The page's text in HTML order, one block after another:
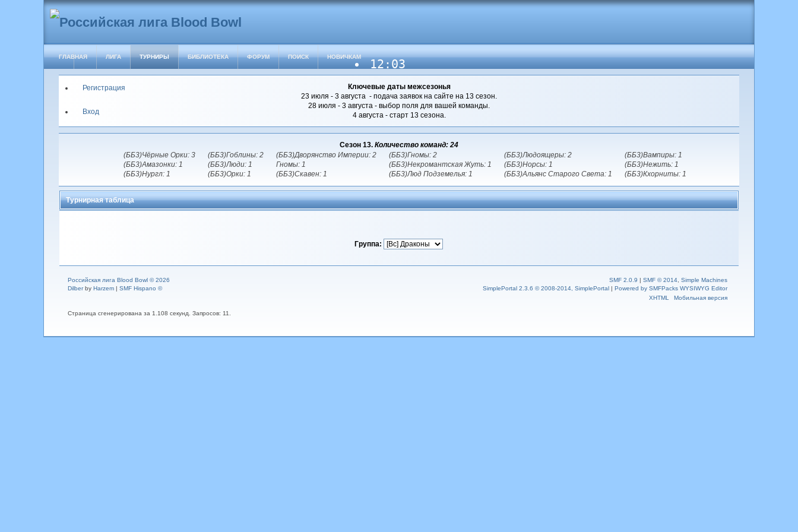
ГЛАВНАЯ ЛИГА ТУРНИРЫ БИБЛИОТЕКА ФОРУМ ПОИСК НОВИЧКАМ
12:03
Регистрация
Вход
Ключевые даты межсезонья
23 июля - 3 августа - подача заявок на сайте на 13 сезон.
28 июля - 3 августа - выбор поля для вашей команды.
4 августа - старт 13 сезона.
Сезон 13. Количество команд: 24
(ББ3)Чёрные Орки: 3
(ББ3)Амазонки: 1
(ББ3)Нургл: 1
(ББ3)Гоблины: 2
(ББ3)Люди: 1
(ББ3)Орки: 1
(ББ3)Дворянство Империи: 2
Гномы: 1
(ББ3)Скавен: 1
(ББ3)Гномы: 2
(ББ3)Некромантская Жуть: 1
(ББ3)Люд Подземелья: 1
(ББ3)Людоящеры: 2
(ББ3)Норсы: 1
(ББ3)Альянс Старого Света: 1
(ББ3)Вампиры: 1
(ББ3)Нежить: 1
(ББ3)Кхорниты: 1
Турнирная таблица
Группа:
SMF 2.0.9 |SMF © 2014 ,Simple Machines
SimplePortal 2.3.6 © 2008-2014, SimplePortal |Powered by SMFPacks WYSIWYG Editor
XHTML
Мобильная версия
Российская лига Blood Bowl © 2026
Dilberby Harzem| SMF Hispano ©
Страница сгенерирована за 1.108 секунд. Запросов: 11.